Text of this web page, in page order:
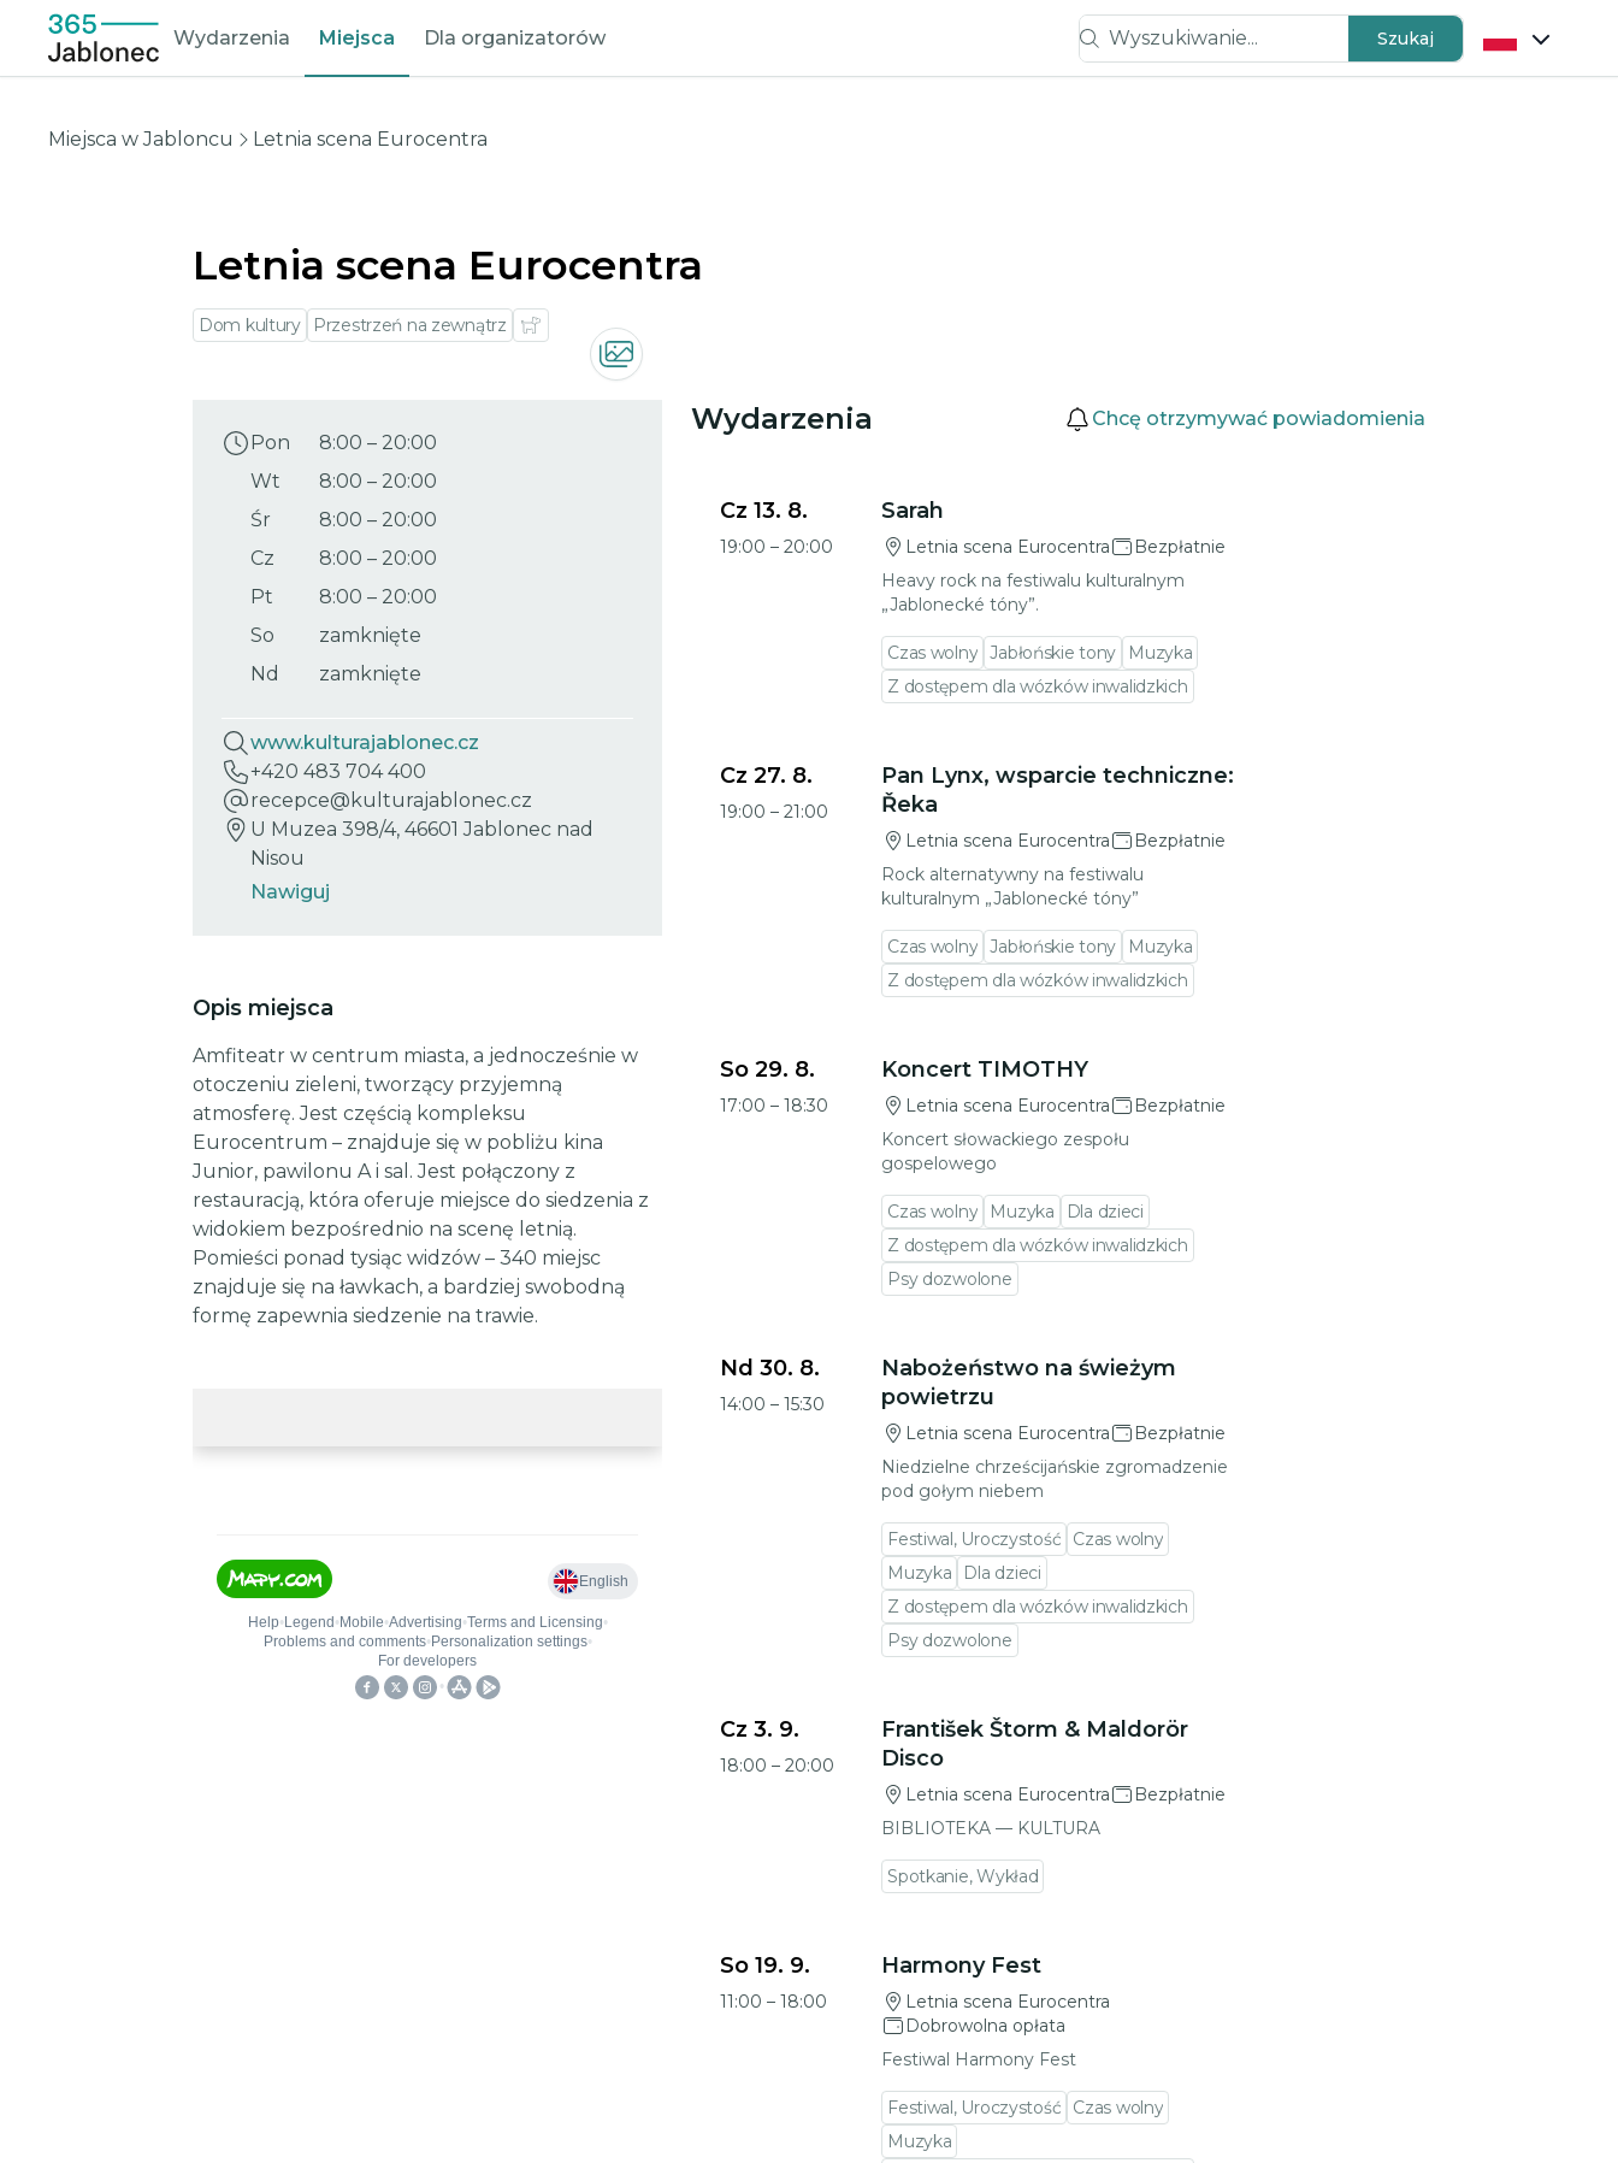
Wydarzenia Miejsca Dla organizatorów
Wyszukiwanie...
Szukaj
Miejsca w Jabloncu Letnia scena Eurocentra
Letnia scena Eurocentra
Dom kultury Przestrzeń na zewnątrz
Pon 8:00 – 20:00
Wt
8:00 – 20:00
Śr
8:00 – 20:00
Cz
8:00 – 20:00
Pt
8:00 – 20:00
So
zamknięte
Nd
zamknięte
www.kulturajablonec.cz
+420 483 704 400
recepce@kulturajablonec.cz
U Muzea 398/4, 46601 Jablonec nad
Nisou
Nawiguj
Opis miejsca
Amfiteatr w centrum miasta, a jednocześnie w
otoczeniu zieleni, tworzący przyjemną
atmosferę. Jest częścią kompleksu
Eurocentrum – znajduje się w pobliżu kina
Junior, pawilonu A i sal. Jest połączony z
restauracją, która oferuje miejsce do siedzenia z
widokiem bezpośrednio na scenę letnią.
Pomieści ponad tysiąc widzów – 340 miejsc
znajduje się na ławkach, a bardziej swobodną
formę zapewnia siedzenie na trawie.
Wydarzenia Chcę otrzymywać powiadomienia
Cz 13. 8.
19:00 – 20:00
Sarah
Letnia scena Eurocentra
Bezpłatnie
Heavy rock na festiwalu kulturalnym
„Jablonecké tóny”.
Czas wolny Jabłońskie tony
Muzyka
Z dostępem dla wózków inwalidzkich
Cz 27. 8.
19:00 – 21:00
Pan Lynx, wsparcie techniczne:
Řeka
Letnia scena Eurocentra
Bezpłatnie
Rock alternatywny na festiwalu
kulturalnym „Jablonecké tóny”
Czas wolny Jabłońskie tony
Muzyka
Z dostępem dla wózków inwalidzkich
So 29. 8.
17:00 – 18:30
Koncert TIMOTHY
Letnia scena Eurocentra
Bezpłatnie
Koncert słowackiego zespołu
gospelowego
Czas wolny Muzyka
Dla dzieci
Z dostępem dla wózków inwalidzkich
Psy dozwolone
Nd 30. 8.
14:00 – 15:30
Nabożeństwo na świeżym
powietrzu
Letnia scena Eurocentra
Bezpłatnie
Niedzielne chrześcijańskie zgromadzenie
pod gołym niebem
Festiwal, Uroczystość
Czas wolny
Muzyka
Dla dzieci
Z dostępem dla wózków inwalidzkich
Psy dozwolone
Cz 3. 9.
18:00 – 20:00
František Štorm & Maldorör
Disco
Letnia scena Eurocentra
Bezpłatnie
BIBLIOTEKA — KULTURA
Spotkanie, Wykład
So 19. 9.
11:00 – 18:00
Harmony Fest
Letnia scena Eurocentra
Dobrowolna opłata
Festiwal Harmony Fest
Festiwal, Uroczystość
Czas wolny
Muzyka